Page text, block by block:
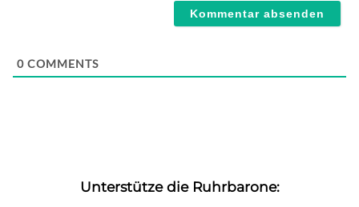
0 COMMENTS
Unterstütze die Ruhrbarone: